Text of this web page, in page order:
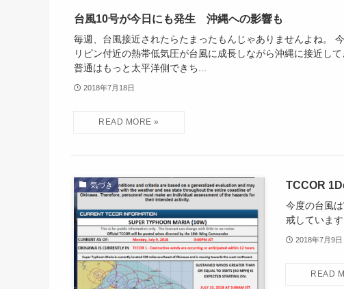
台風10号が今日にも発生 沖縄への影響も
毎週、台風接近されたらたまったもんじゃありませんよね。
リピン付近の熱帯低気圧が台風に成長しながら沖縄に接近して
普通はもっと太平洋側できち...
2018年7月18日
気づき TCCOR
今度の台風
戒しています
2018年7月9日